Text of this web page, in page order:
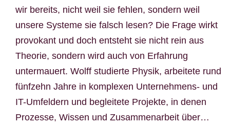
wir bereits, nicht weil sie fehlen, sondern weil
unsere Systeme sie falsch lesen? Die Frage wirkt
provokant und doch entsteht sie nicht rein aus
Theorie, sondern wird auch von Erfahrung
untermauert. Wolff studierte Physik, arbeitete rund
fünfzehn Jahre in komplexen Unternehmens- und
IT-Umfeldern und begleitete Projekte, in denen
Prozesse, Wissen und Zusammenarbeit über…